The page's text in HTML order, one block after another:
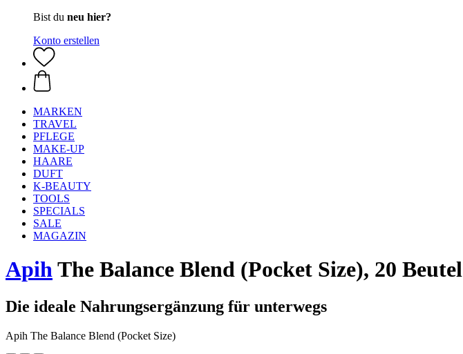
Bist du neu hier?
Konto erstellen
MARKEN
TRAVEL
PFLEGE
MAKE-UP
HAARE
DUFT
K-BEAUTY
TOOLS
SPECIALS
SALE
MAGAZIN
ApihThe Balance Blend (Pocket Size), 20 Beutel
Die ideale Nahrungsergänzung für unterwegs
Apih The Balance Blend (Pocket Size)